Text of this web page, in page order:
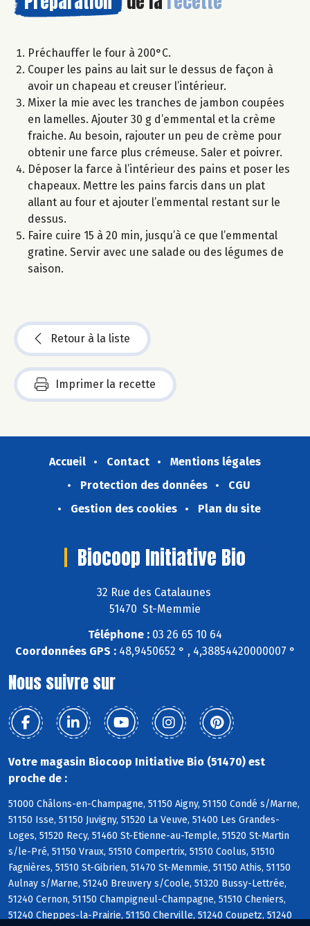
Préchauffer le four à 200°C.
Couper les pains au lait sur le dessus de façon à
avoir un chapeau et creuser l’intérieur.
Mixer la mie avec les tranches de jambon coupées
en lamelles. Ajouter 30 g d’emmental et la crème
fraiche. Au besoin, rajouter un peu de crème pour
obtenir une farce plus crémeuse. Saler et poivrer.
Déposer la farce à l’intérieur des pains et poser les
chapeaux. Mettre les pains farcis dans un plat
allant au four et ajouter l’emmental restant sur le
dessus.
Faire cuire 15 à 20 min, jusqu’à ce que l’emmental
gratine. Servir avec une salade ou des légumes de
saison.
Retour à la liste
Imprimer la recette
Accueil Contact
Mentions légales
Protection des données
CGU
Gestion des cookies
Plan du site
Biocoop Initiative Bio
32 Rue des Catalaunes
51470 St-Memmie
Téléphone : 03 26 65 10 64
Coordonnées GPS :48,9450652 ° , 4,38854420000007 °
Nous suivre sur
Votre magasin Biocoop Initiative Bio (51470) est
proche de :
51000 Châlons-en-Champagne, 51150 Aigny, 51150 Condé s/Marne,
51150 Isse, 51150 Juvigny, 51520 La Veuve, 51400 Les Grandes-
Loges, 51520 Recy, 51460 St-Etienne-au-Temple, 51520 St-Martin
s/le-Pré, 51150 Vraux, 51510 Compertrix, 51510 Coolus, 51510
Fagnières, 51510 St-Gibrien, 51470 St-Memmie, 51150 Athis, 51150
Aulnay s/Marne, 51240 Breuvery s/Coole, 51320 Bussy-Lettrée,
51240 Cernon, 51150 Champigneul-Champagne, 51510 Cheniers,
51240 Cheppes-la-Prairie, 51150 Cherville, 51240 Coupetz, 51240